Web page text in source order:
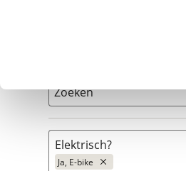
Zoeken
Elektrisch?
Ja, E-bike